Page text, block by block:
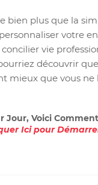
bien plus que la
votre
vie
découvrir
mieux que vous
Jour, Voici
Ici pour